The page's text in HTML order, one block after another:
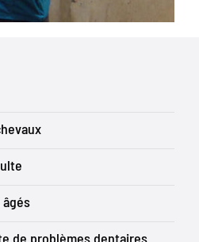
âgés
de problèmes dentaires